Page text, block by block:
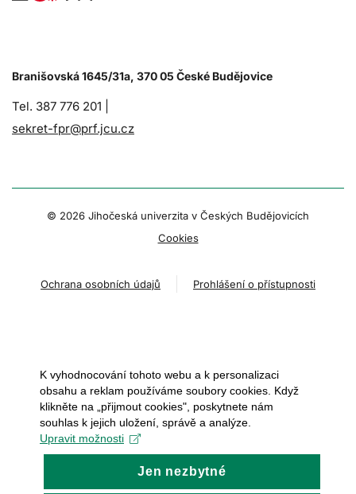
Branišovská 1645/31a, 370 05 České Budějovice
Tel. 387 776 201 |
sekret-fpr@prf.jcu.cz
© 2026 Jihočeská univerzita v Českých Budějovicích
Cookies
Ochrana osobních údajů Prohlášení o přístupnosti
K vyhodnocování tohoto webu a k personalizaci
obsahu a reklam používáme soubory cookies. Když
klikněte na „přijmout cookies", poskytnete nám
souhlas k jejich uložení, správě a analýze.
Upravit možnosti
Jen nezbytné